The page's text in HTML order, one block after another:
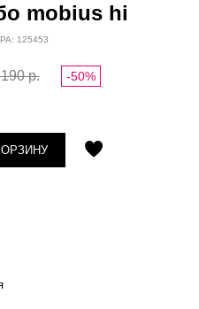
mobius hi
125453
р. -50%